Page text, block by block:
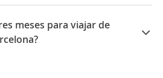
entre Oviedo Asturias y
meses para viajar de